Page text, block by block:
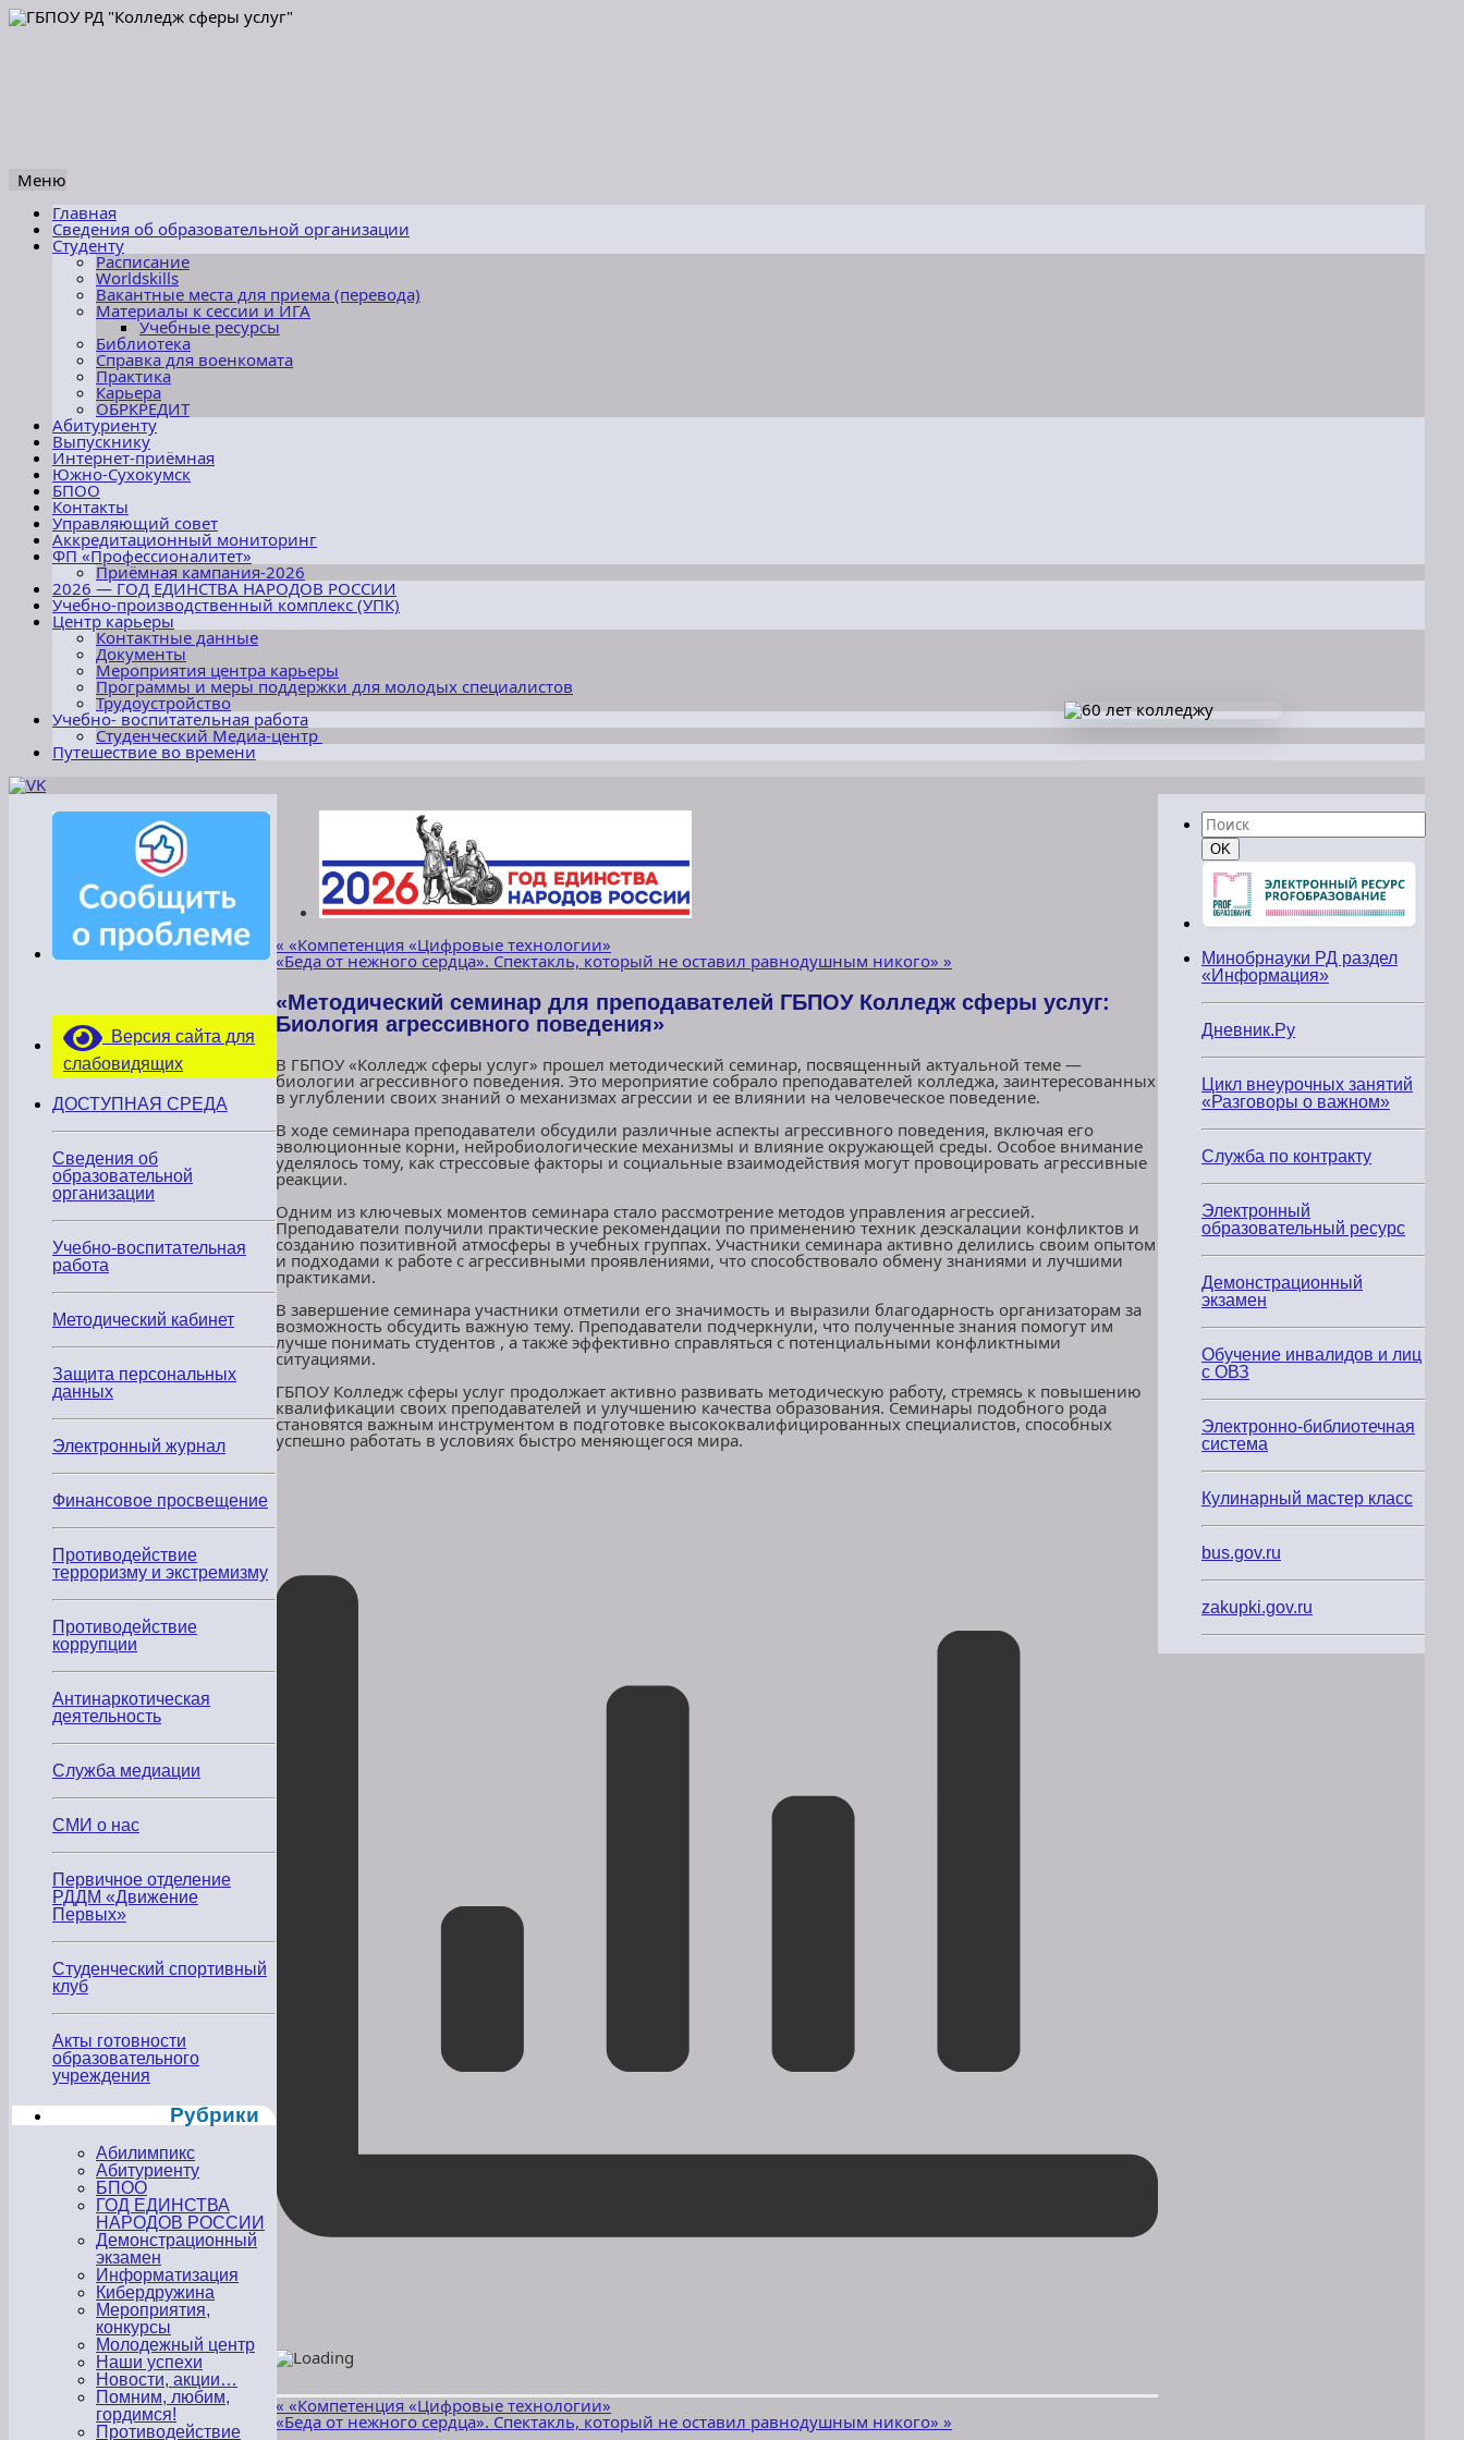
Меню
Перейти
содержимому
Главная
Сведения об образовательной организации
Студенту
Расписание
Worldskills
Вакантные места для приема (перевода)
Материалы к сессии и ИГА
Учебные ресурсы
Библиотека
Справка для военкомата
Практика
Карьера
ОБРКРЕДИТ
Абитуриенту
Выпускнику
Интернет-приёмная
Южно-Сухокумск
БПОО
Контакты
Управляющий совет
Аккредитационный мониторинг
ФП «Профессионалитет»
Приёмная кампания-2026
2026 — ГОД ЕДИНСТВА НАРОДОВ РОССИИ
Учебно-производственный комплекс (УПК)
Центр карьеры
Контактные данные
Документы
Мероприятия центра карьеры
Программы и меры поддержки для молодых специалистов
Трудоустройство
Учебно- воспитательная работа
Студенческий Медиа-центр
Путешествие во времени
« «Компетенция «Цифровые технологии»
«Беда от нежного сердца». Спектакль, который не оставил равнодушным никого» »
«Методический семинар для преподавателей ГБПОУ Колледж сферы услуг:
Биология агрессивного поведения»
В ГБПОУ «Колледж сферы услуг» прошел методический семинар, посвященный актуальной теме —
биологии агрессивного поведения. Это мероприятие собрало преподавателей колледжа, заинтересованных
в углублении своих знаний о механизмах агрессии и ее влиянии на человеческое поведение.
В ходе семинара преподаватели обсудили различные аспекты агрессивного поведения, включая его
эволюционные корни, нейробиологические механизмы и влияние окружающей среды. Особое внимание
уделялось тому, как стрессовые факторы и социальные взаимодействия могут провоцировать агрессивные
реакции.
Одним из ключевых моментов семинара стало рассмотрение методов управления агрессией.
Преподаватели получили практические рекомендации по применению техник деэскалации конфликтов и
созданию позитивной атмосферы в учебных группах. Участники семинара активно делились своим опытом
и подходами к работе с агрессивными проявлениями, что способствовало обмену знаниями и лучшими
практиками.
В завершение семинара участники отметили его значимость и выразили благодарность организаторам за
возможность обсудить важную тему. Преподаватели подчеркнули, что полученные знания помогут им
лучше понимать студентов , а также эффективно справляться с потенциальными конфликтными
ситуациями.
ГБПОУ Колледж сферы услуг продолжает активно развивать методическую работу, стремясь к повышению
квалификации своих преподавателей и улучшению качества образования. Семинары подобного рода
становятся важным инструментом в подготовке высококвалифицированных специалистов, способных
успешно работать в условиях быстро меняющегося мира.
« «Компетенция «Цифровые технологии»
«Беда от нежного сердца». Спектакль, который не оставил равнодушным никого» »
Версия сайта для
слабовидящих
ДОСТУПНАЯ СРЕДА
Сведения об
образовательной
организации
Учебно-воспитательная
работа
Методический кабинет
Защита персональных
данных
Электронный журнал
Финансовое просвещение
Противодействие
терроризму и экстремизму
Противодействие
коррупции
Антинаркотическая
деятельность
Служба медиации
СМИ о нас
Первичное отделение
РДДМ «Движение
Первых»
Студенческий спортивный
клуб
Акты готовности
образовательного
учреждения
Рубрики
Абилимпикс
Абитуриенту
БПОО
ГОД ЕДИНСТВА
НАРОДОВ РОССИИ
Демонстрационный
экзамен
Информатизация
Кибердружина
Мероприятия,
конкурсы
Молодежный центр
Наши успехи
Новости, акции…
Помним, любим,
гордимся!
Противодействие
Найти:
Поиск
OK
Минобрнауки РД раздел
«Информация»
Дневник.Ру
Цикл внеурочных занятий
«Разговоры о важном»
Служба по контракту
Электронный
образовательный ресурс
Демонстрационный
экзамен
Обучение инвалидов и лиц
с ОВЗ
Электронно-библиотечная
система
Кулинарный мастер класс
bus.gov.ru
zakupki.gov.ru